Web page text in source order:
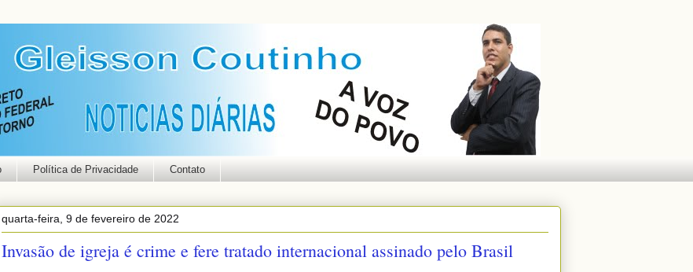
Política de Privacidade Contato
quarta-feira, 9 de fevereiro de 2022
Invasão de igreja é crime e fere tratado internacional assinado pelo Brasil